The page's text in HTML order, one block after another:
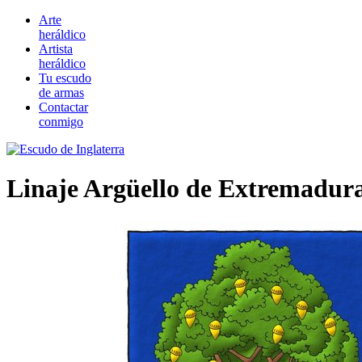
Arte
heráldico
Artista
heráldico
Tu escudo
de armas
Contactar
conmigo
Linaje Argüello de